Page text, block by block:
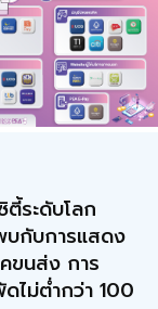
ระดับโลก
กับการแสดง
ขนส่ง การ
ไม่ต่ำกว่า 100